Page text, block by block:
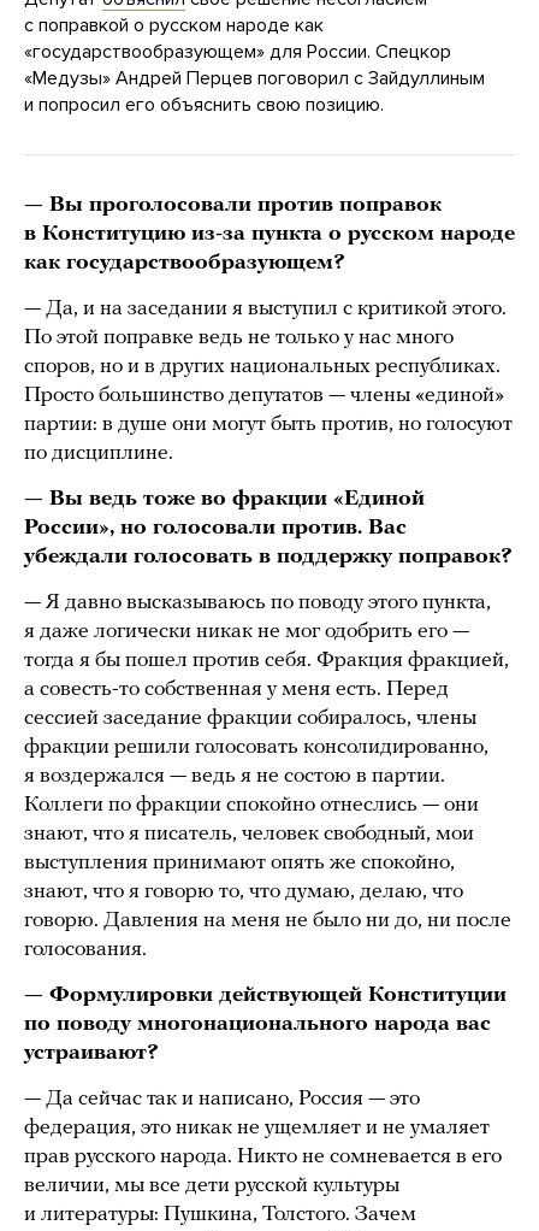
с поправкой о русском народе как
«государствообразующем» для России. Спецкор
«Медузы» Андрей Перцев поговорил с Зайдуллиным
и попросил его объяснить свою позицию.
— Вы проголосовали против поправок
в Конституцию из-за пункта о русском народе
как государствообразующем?
— Да, и на заседании я выступил с критикой этого.
По этой поправке ведь не только у нас много
споров, но и в других национальных республиках.
Просто большинство депутатов — члены «единой»
партии: в душе они могут быть против, но голосуют
по дисциплине.
— Вы ведь тоже во фракции «Единой
России», но голосовали против. Вас
убеждали голосовать в поддержку поправок?
— Я давно высказываюсь по поводу этого пункта,
я даже логически никак не мог одобрить его —
тогда я бы пошел против себя. Фракция фракцией,
а совесть-то собственная у меня есть. Перед
сессией заседание фракции собиралось, члены
фракции решили голосовать консолидированно,
я воздержался — ведь я не состою в партии.
Коллеги по фракции спокойно отнеслись — они
знают, что я писатель, человек свободный, мои
выступления принимают опять же спокойно,
знают, что я говорю то, что думаю, делаю, что
говорю. Давления на меня не было ни до, ни после
голосования.
— Формулировки действующей Конституции
по поводу многонационального народа вас
устраивают?
— Да сейчас так и написано, Россия — это
федерация, это никак не ущемляет и не умаляет
прав русского народа. Никто не сомневается в его
величии, мы все дети русской культуры
и литературы: Пушкина, Толстого. Зачем